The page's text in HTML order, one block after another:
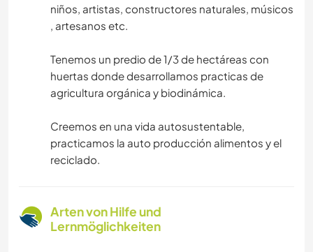
niños, artistas, constructores naturales, músicos
, artesanos etc.
Tenemos un predio de 1/3 de hectáreas con
huertas donde desarrollamos practicas de
agricultura orgánica y biodinámica.
Creemos en una vida autosustentable,
practicamos la auto producción alimentos y el
reciclado.
Arten von Hilfe und
Lernmöglichkeiten